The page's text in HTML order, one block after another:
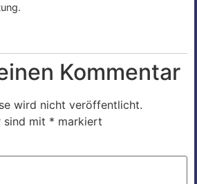
Kommentar
wird nicht veröffentlicht.
sind mit * markiert